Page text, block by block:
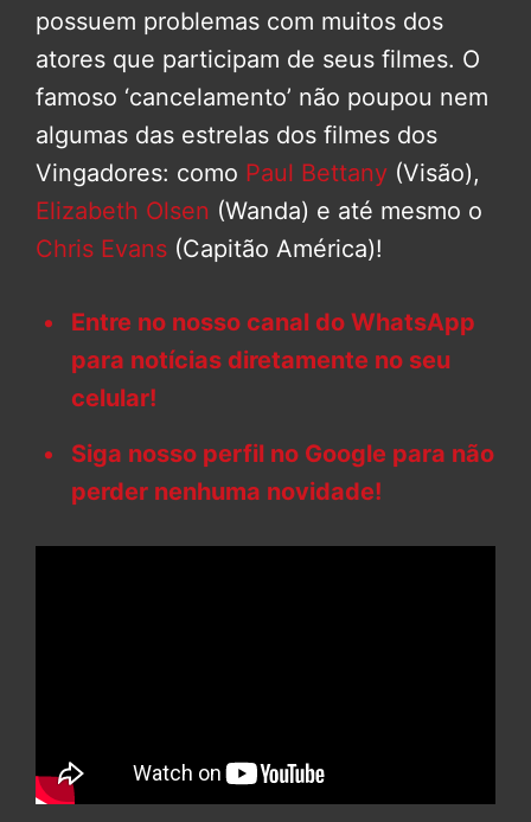
possuem problemas com muitos dos
atores que participam de seus filmes. O
famoso ‘cancelamento’ não poupou nem
algumas das estrelas dos filmes dos
Vingadores: como Paul Bettany (Visão),
Elizabeth Olsen (Wanda) e até mesmo o
Chris Evans (Capitão América)!
Entre no nosso canal do WhatsApp
para notícias diretamente no seu
celular!
Siga nosso perfil no Google para não
perder nenhuma novidade!